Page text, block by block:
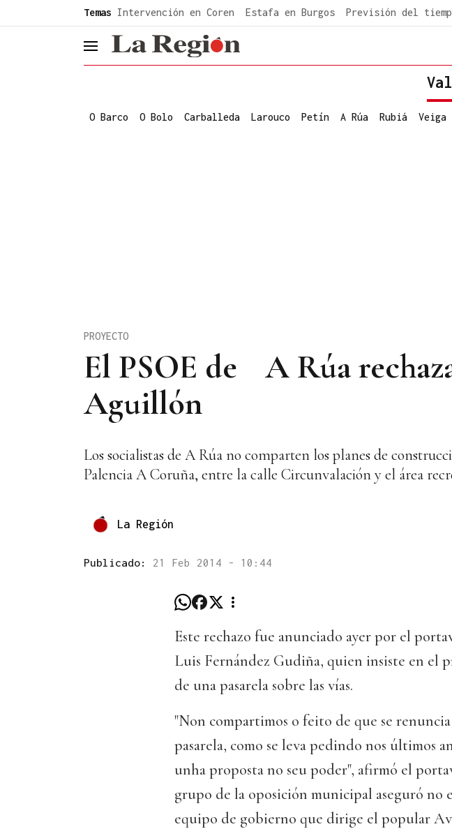
Temas Intervención en Coren Estafa en Burgos Previsión del
header.menu.open
O Barco O Bolo Carballeda Larouco Petín A Rúa Rubiá Veiga
El PSOE de A Rúa
Aguillón
PROYECTO
Los socialistas de A Rúa no comparten los planes de
Palencia A Coruña, entre la calle Circunvalación y el área
La Región
Publicado: 21 Feb 2014 - 10:44
Este rechazo fue anunciado ayer por el
Luis Fernández Gudiña, quien insiste en el
de una pasarela sobre las vías.
"Non compartimos o feito de que se
pasarela, como se leva pedindo nos últimos
unha proposta no seu poder", afirmó el
grupo de la oposición municipal aseguró no
equipo de gobierno que dirige el popular